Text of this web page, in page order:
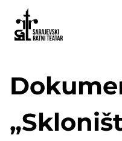
content